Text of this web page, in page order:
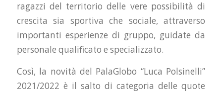
ragazzi del territorio delle vere possibilità di
crescita sia sportiva che sociale, attraverso
importanti esperienze di gruppo, guidate da
personale qualificato e specializzato.
Così, la novità del PalaGlobo “Luca Polsinelli”
2021/2022 è il salto di categoria delle quote